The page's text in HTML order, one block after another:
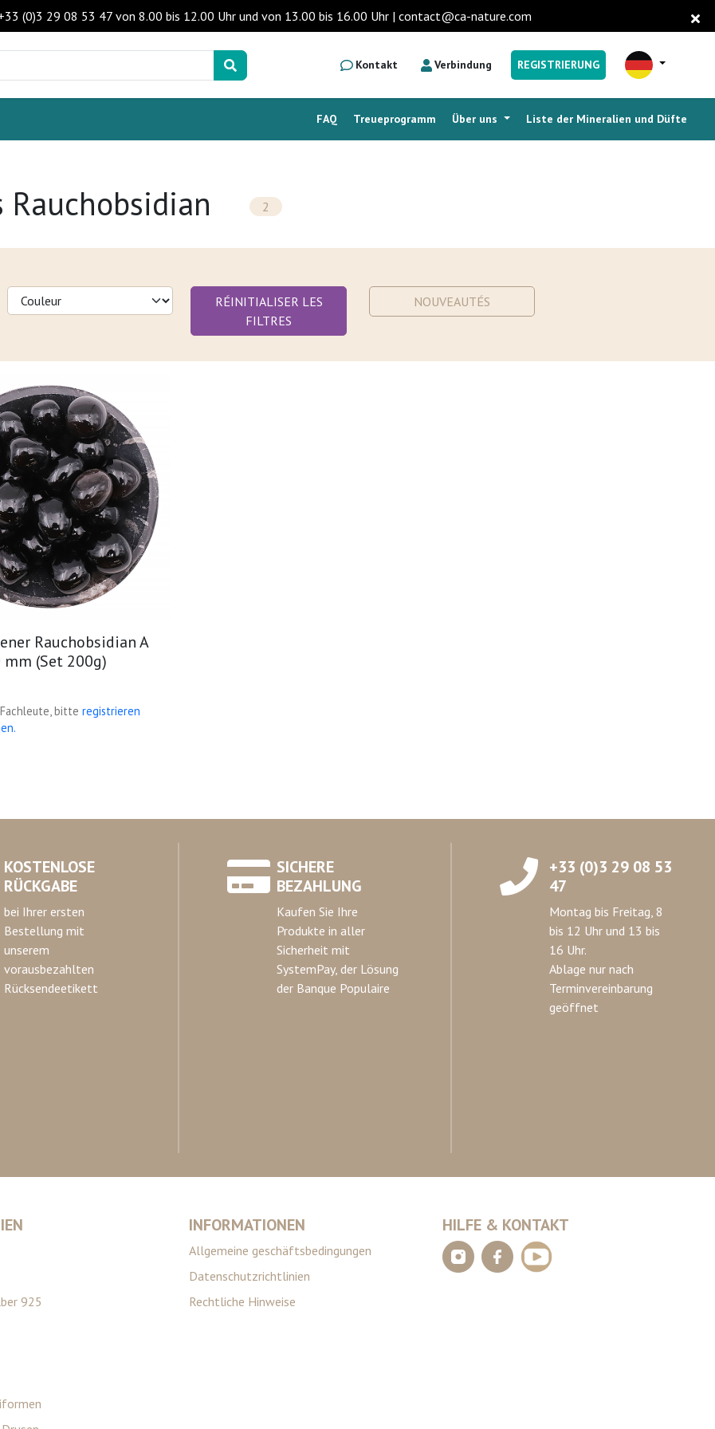
(0)3 29 08 53 47 von 8.00 bis 12.00 Uhr und von 13.00 bis 16.00 Uhr | contact@ca-nature.com
Kontakt Verbindung REGISTRIERUNG
Liste der Mineralien und Düfte
Über uns
Treueprogramm
FAQ
2
RÉINITIALISER LES
FILTRES
NOUVEAUTÉS
Rauchobsidian A
(Set 200g)
bitte registrieren
KOSTENLOSE
RÜCKGABE
bei Ihrer ersten
Bestellung mit
unserem
vorausbezahlten
Rücksendeetikett
SICHERE
BEZAHLUNG
Kaufen Sie Ihre
Produkte in aller
Sicherheit mit
SystemPay, der Lösung
der Banque Populaire
+33 (0)3 29 08 53
47
Montag bis Freitag, 8
bis 12 Uhr und 13 bis
16 Uhr.
Ablage nur nach
Terminvereinbarung
geöffnet
925
INFORMATIONEN
Allgemeine geschäftsbedingungen
Datenschutzrichtlinien
Rechtliche Hinweise
HILFE & KONTAKT